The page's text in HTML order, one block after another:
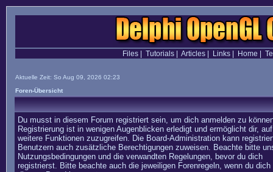
Files| Tutorials| Articles| Links| Home
Aktuelle Zeit: So Aug 09, 2026 02:23
Foren-Übersicht
Du musst in diesem Forum registriert sein, um dich anmelden zu
Registrierung ist in wenigen Augenblicken erledigt und ermöglicht dir, auf
weitere Funktionen zuzugreifen. Die Board-Administration kann
Benutzern auch zusätzliche Berechtigungen zuweisen. Beachte bitte
Nutzungsbedingungen und die verwandten Regelungen, bevor du dich
registrierst. Bitte beachte auch die jeweiligen Forenregeln, wenn du dich